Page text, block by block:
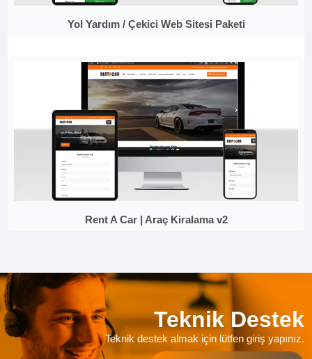
Yol Yardım / Çekici Web Sitesi Paketi
Rent A Car | Araç Kiralama v2
Teknik Destek
Teknik destek almak için lütfen giriş yapınız.